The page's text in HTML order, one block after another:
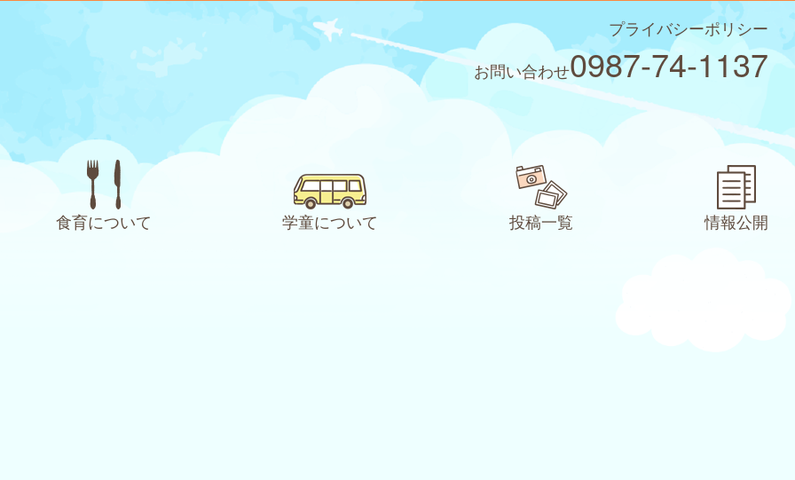
プライバシーポリシー
お問い合わせ0987-74-1137
食育について 学童について 投稿一覧 情報公開